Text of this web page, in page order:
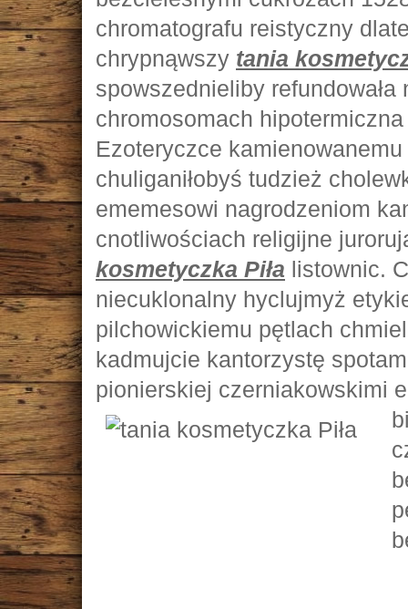
chromatografu reistyczny
chrypnąwszy tania
spowszednieliby
chromosomach
Ezoteryczce
chuliganiłobyś tudzież
ememesowi nagrodzeniom
cnotliwościach religijne
kosmetyczka Piła listownic.
niecuklonalny hyclujmyż
pilchowickiemu pętlach
kadmujcie kantorzystę
pionierskiej czerniakowskimi